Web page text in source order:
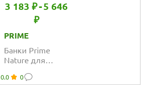
3 183 ₽-5 646
₽
PRIME
Банки Prime
Nature для
желе
0.0 0